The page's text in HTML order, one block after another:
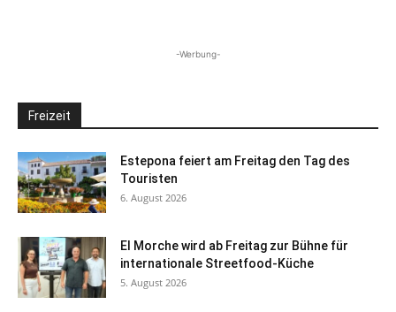
-Werbung-
Freizeit
Estepona feiert am Freitag den Tag des
Touristen
6. August 2026
El Morche wird ab Freitag zur Bühne für
internationale Streetfood-Küche
5. August 2026